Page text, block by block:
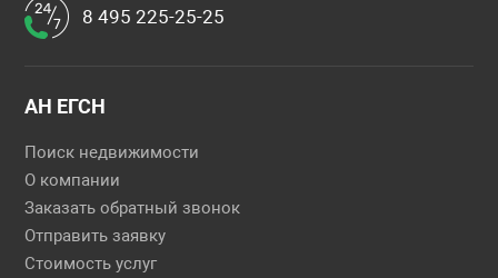
8 495 225-25-25
АН ЕГСН
Поиск недвижимости
О компании
Заказать обратный звонок
Отправить заявку
Стоимость услуг